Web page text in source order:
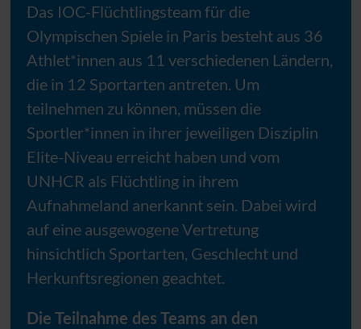
Das IOC-Flüchtlingsteam für die
Olympischen Spiele in Paris besteht aus 36
Athlet*innen aus 11 verschiedenen Ländern,
die in 12 Sportarten antreten. Um
teilnehmen zu können, müssen die
Sportler*innen in ihrer jeweiligen Disziplin
Elite-Niveau erreicht haben und vom
UNHCR als Flüchtling in ihrem
Aufnahmeland anerkannt sein. Dabei wird
auf eine ausgewogene Vertretung
hinsichtlich Sportarten, Geschlecht und
Herkunftsregionen geachtet.
Die Teilnahme des Teams an den